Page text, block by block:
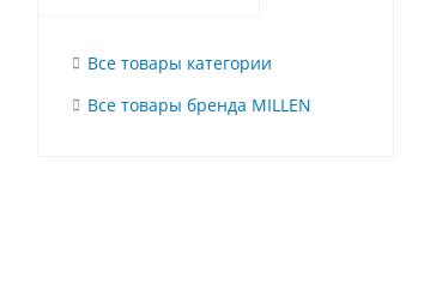
Все товары категории
Все товары бренда MILLEN